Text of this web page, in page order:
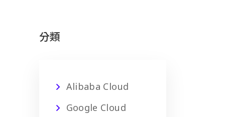
分類
Alibaba Cloud
Google Cloud